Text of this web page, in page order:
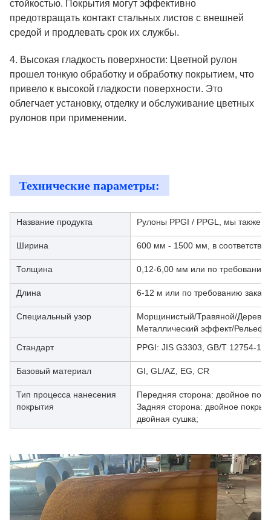
стойкостью. Покрытия могут эффективно
предотвращать контакт стальных листов с внешней
средой и продлевать срок их службы.
4. Высокая гладкость поверхности: Цветной рулон
прошел тонкую обработку и обработку покрытием, что
привело к высокой гладкости поверхности. Это
облегчает установку, отделку и обслуживание цветных
рулонов при применении.
Технические параметры:
Название продукта Рулоны PPGI / PPGL, мы также
Ширина 600 мм - 1500 мм, в
Толщина 0,12-6,00 мм или по требованию
Длина 6-12 м или по требованию
Специальный узор
Морщинистый/Травяной/
Металлический эффект/
Стандарт
PPGI: JIS G3303, GB/T 12754-
Базовый материал GI, GL/AZ, EG, CR
Тип процесса нанесения
покрытия
Передняя сторона: двойное
Задняя сторона: двойное
двойная сушка;